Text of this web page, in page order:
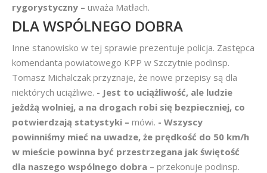
rygorystyczny – uważa Matłach.
DLA WSPÓLNEGO DOBRA
Inne stanowisko w tej sprawie prezentuje policja. Zastępca
komendanta powiatowego KPP w Szczytnie podinsp.
Tomasz Michalczak przyznaje, że nowe przepisy są dla
niektórych uciążliwe. - Jest to uciążliwość, ale ludzie
jeżdżą wolniej, a na drogach robi się bezpieczniej, co
potwierdzają statystyki – mówi. - Wszyscy
powinniśmy mieć na uwadze, że prędkość do 50 km/h
w mieście powinna być przestrzegana jak świętość
dla naszego wspólnego dobra – przekonuje podinsp.